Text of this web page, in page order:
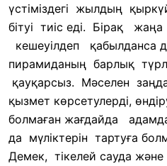
үстіміздегі жылдың
бітуі тиіс еді. Бірақ
кешеуілдеп қабылданса
пирамиданың барлық
қауқарсыз. Мәселен
қызмет көрсетулерді,
болмаған жағдайда
да мүліктерін тартуға
Демек, тікелей сауда